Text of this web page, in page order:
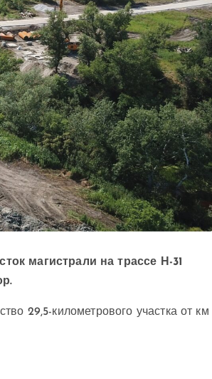
магистрали на трассе Н-31
29,5-километрового участка от км